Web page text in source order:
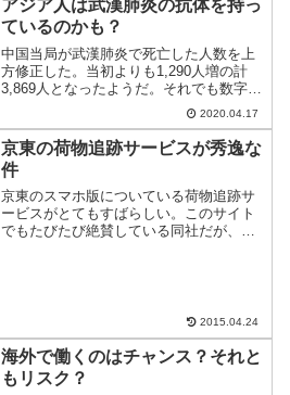
アジア人は武漢肺炎の抗体を持っ
ているのかも？
中国当局が武漢肺炎で死亡した人数を上
方修正した。当初よりも1,290人増の計
3,869人となったようだ。それでも数字を
隠蔽しているのでは？という疑惑があと
2020.04.17
京東の荷物追跡サービスが秀逸な
件
京東のスマホ版についている荷物追跡サ
ービスがとてもすばらしい。このサイト
でもたびたび絶賛している同社だが、ス
2015.04.24
海外で働くのはチャンス？それと
もリスク？